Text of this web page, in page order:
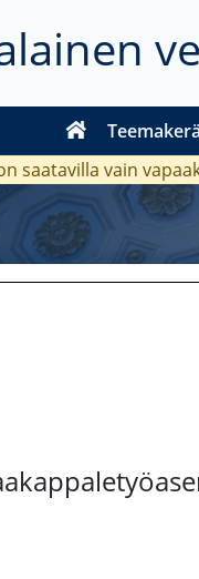
saatavilla vain